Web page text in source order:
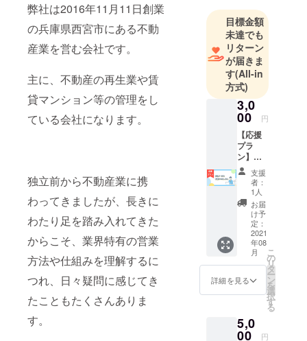
弊社は2016年11月11日創業
の兵庫県西宮市にある不動
産業を営む会社です。
主に、不動産の再生業や賃
貸マンション等の管理をし
ている会社になります。
独立前から不動産業に携
わってきましたが、長きに
わたり足を踏み入れてきた
からこそ、業界特有の営業
方法や仕組みを理解するに
つれ、日々疑問に感じてき
たこともたくさんありま
す。
目標金額
未達でも
リターン
が届きま
す(All-in
方式)
3,0
00 円
【応援
プラ
ン】感
謝の気
持ちを
込めた
お礼
メール
感謝の
気持ち
を込め
て御礼
メール
を送ら
せてい
ただき
支援
者：
1人
お届
け予
定：
2021
年08
月
詳細を見る
こ
の
リ
タ
ー
ン
を
選
択
す
る
5,0
00 円